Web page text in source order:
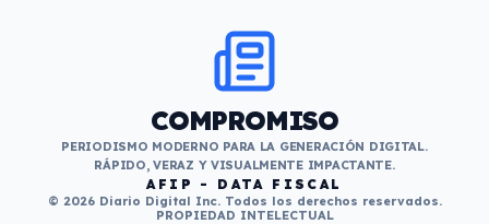
COMPROMISO
PERIODISMO MODERNO PARA LA GENERACIÓN DIGITAL.
RÁPIDO, VERAZ Y VISUALMENTE IMPACTANTE.
AFIP - DATA FISCAL
© 2026 Diario Digital Inc. Todos los derechos reservados.
PROPIEDAD INTELECTUAL